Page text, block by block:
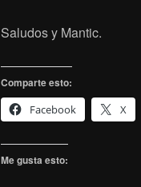
Saludos y Mantic.
Comparte esto:
Facebook
X
Me gusta esto: